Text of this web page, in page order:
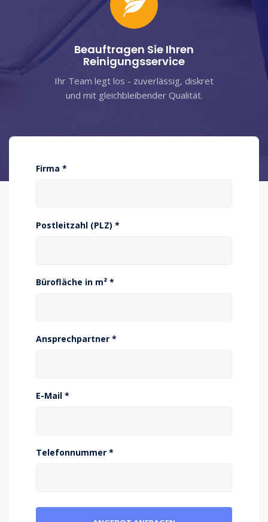
Beauftragen Sie Ihren
Reinigungsservice
Ihr Team legt los - zuverlässig, diskret
und mit gleichbleibender Qualität.
Firma *
Postleitzahl (PLZ) *
Bürofläche in m² *
Ansprechpartner *
E-Mail *
Telefonnummer *